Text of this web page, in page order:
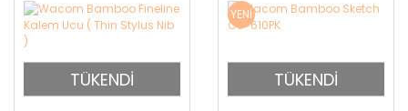
TÜKENDİ
YENİ
TÜKENDİ